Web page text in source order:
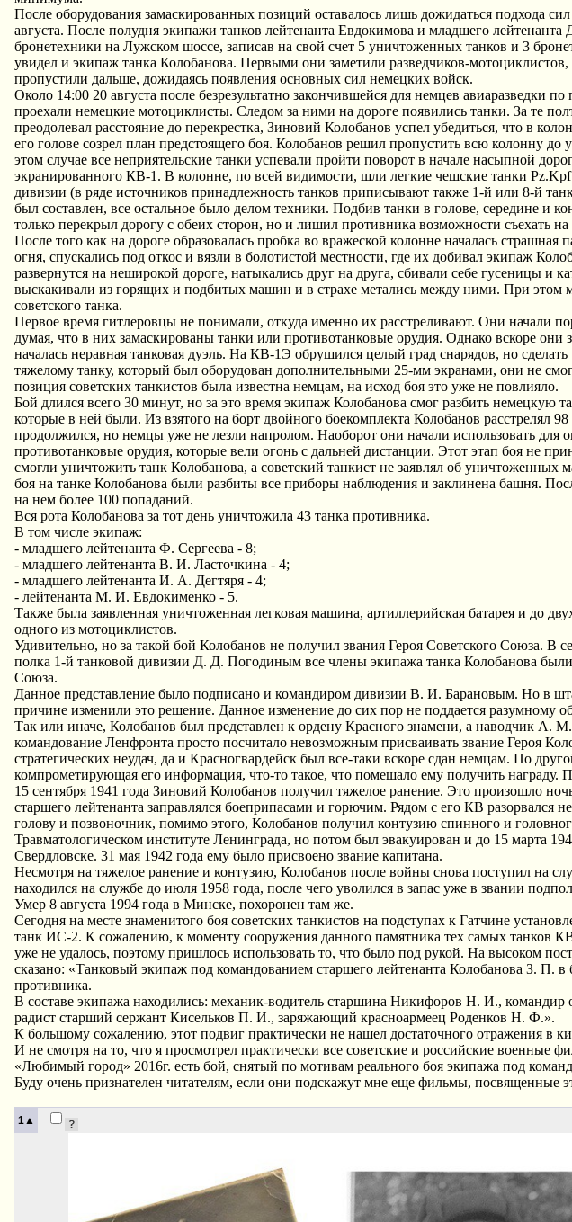
После оборудования замаскированных позиций оставалось лишь дожидаться подхода
августа. После полудня экипажи танков лейтенанта Евдокимова и младшего лейтенанта
бронетехники на Лужском шоссе, записав на свой счет 5 уничтоженных танков и 3
увидел и экипаж танка Колобанова. Первыми они заметили разведчиков-
пропустили дальше, дожидаясь появления основных сил немецких войск.
Около 14:00 20 августа после безрезультатно закончившейся для немцев авиаразведки
проехали немецкие мотоциклисты. Следом за ними на дороге появились танки. За те
преодолевал расстояние до перекрестка, Зиновий Колобанов успел убедиться, что в
его голове созрел план предстоящего боя. Колобанов решил пропустить всю колонну
этом случае все неприятельские танки успевали пройти поворот в начале насыпной
экранированного КВ-1. В колонне, по всей видимости, шли легкие чешские танки
дивизии (в ряде источников принадлежность танков приписывают также 1-й или 8-й
был составлен, все остальное было делом техники. Подбив танки в голове, середине и
только перекрыл дорогу с обеих сторон, но и лишил противника возможности съехать
После того как на дороге образовалась пробка во вражеской колонне началась
огня, спускались под откос и вязли в болотистой местности, где их добивал экипаж
развернутся на неширокой дороге, натыкались друг на друга, сбивали себе гусеницы и
выскакивали из горящих и подбитых машин и в страхе метались между ними. При
советского танка.
Первое время гитлеровцы не понимали, откуда именно их расстреливают. Они начали
думая, что в них замаскированы танки или противотанковые орудия. Однако вскоре
началась неравная танковая дуэль. На КВ-1Э обрушился целый град снарядов, но
тяжелому танку, который был оборудован дополнительными 25-мм экранами, они не
позиция советских танкистов была известна немцам, на исход боя это уже не повлияло.
Бой длился всего 30 минут, но за это время экипаж Колобанова смог разбить немецкую
которые в ней были. Из взятого на борт двойного боекомплекта Колобанов расстрелял
продолжился, но немцы уже не лезли напролом. Наоборот они начали использовать для
противотанковые орудия, которые вели огонь с дальней дистанции. Этот этап боя не
смогли уничтожить танк Колобанова, а советский танкист не заявлял об
боя на танке Колобанова были разбиты все приборы наблюдения и заклинена башня.
на нем более 100 попаданий.
Вся рота Колобанова за тот день уничтожила 43 танка противника.
В том числе экипаж:
- младшего лейтенанта Ф. Сергеева - 8;
- младшего лейтенанта В. И. Ласточкина - 4;
- младшего лейтенанта И. А. Дегтяря - 4;
- лейтенанта М. И. Евдокименко - 5.
Также была заявленная уничтоженная легковая машина, артиллерийская батарея и до
одного из мотоциклистов.
Удивительно, но за такой бой Колобанов не получил звания Героя Советского Союза. В
полка 1-й танковой дивизии Д. Д. Погодиным все члены экипажа танка Колобанова
Союза.
Данное представление было подписано и командиром дивизии В. И. Барановым. Но в
причине изменили это решение. Данное изменение до сих пор не поддается разумному
Так или иначе, Колобанов был представлен к ордену Красного знамени, а наводчик А.
командование Ленфронта просто посчитало невозможным присваивать звание Героя
стратегических неудач, да и Красногвардейск был все-таки вскоре сдан немцам. По
компрометирующая его информация, что-то такое, что помешало ему получить
15 сентября 1941 года Зиновий Колобанов получил тяжелое ранение. Это произошло
старшего лейтенанта заправлялся боеприпасами и горючим. Рядом с его КВ разорвался
голову и позвоночник, помимо этого, Колобанов получил контузию спинного и
Травматологическом институте Ленинграда, но потом был эвакуирован и до 15 марта
Свердловске. 31 мая 1942 года ему было присвоено звание капитана.
Несмотря на тяжелое ранение и контузию, Колобанов после войны снова поступил на
находился на службе до июля 1958 года, после чего уволился в запас уже в звании
Умер 8 августа 1994 года в Минске, похоронен там же.
Сегодня на месте знаменитого боя советских танкистов на подступах к Гатчине
танк ИС-2. К сожалению, к моменту сооружения данного памятника тех самых танков
уже не удалось, поэтому пришлось использовать то, что было под рукой. На высоком
сказано: «Танковый экипаж под командованием старшего лейтенанта Колобанова З. П. в
противника.
В составе экипажа находились: механик-водитель старшина Никифоров Н. И.,
радист старший сержант Кисельков П. И., заряжающий красноармеец Роденков Н. Ф.».
К большому сожалению, этот подвиг практически не нашел достаточного отражения в
И не смотря на то, что я просмотрел практически все советские и российские военные
«Любимый город» 2016г. есть бой, снятый по мотивам реального боя экипажа под
Буду очень признателен читателям, если они подскажут мне еще фильмы, посвященные
1▲